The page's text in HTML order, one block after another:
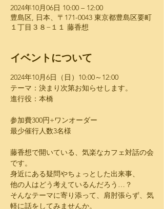
2024年10月06日 10:00 – 12:00
豊島区, 日本、〒171-0043 東京都豊島区要町
１丁目３８−１１ 藤香想
イベントについて
2024年10月6日（日）​10:00～12:00 ​
テーマ：決まり次第お知らせします。
進行役：本橋
参加費300円+ワンオーダー
最少催行人数3名様
藤香想で開いている、気楽なカフェ対話の会
です。
​身近にある疑問やちょっとした出来事、
​他の人はどう考えているんだろう…？
​そんなテーマに寄り添って、肩肘張らず、気
軽に話をしてみませんか。